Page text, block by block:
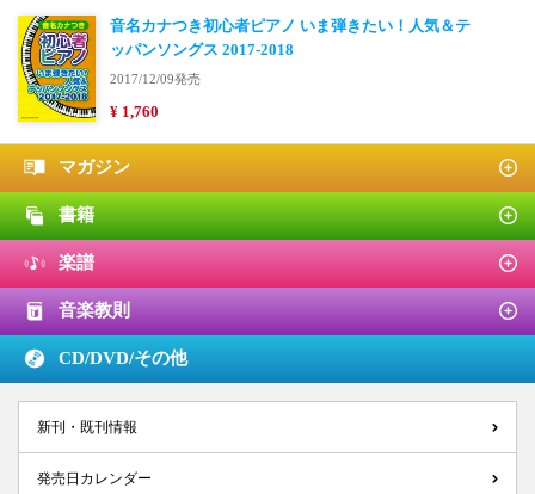
音名カナつき初心者ピアノ いま弾きたい！人気＆テ
ッパンソングス 2017-2018
2017/12/09発売
¥ 1,760
マガジン
書籍
楽譜
音楽教則
CD/DVD/その他
新刊・既刊情報
発売日カレンダー